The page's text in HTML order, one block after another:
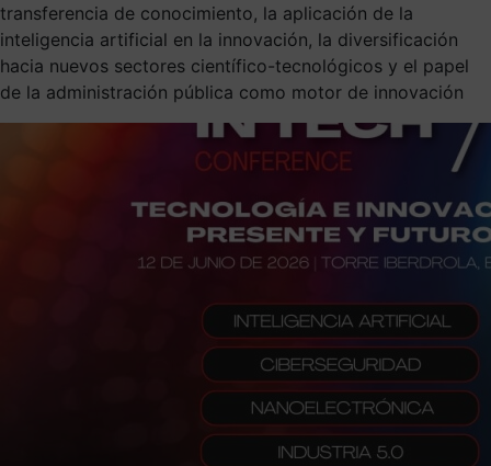
transferencia de conocimiento, la aplicación de la
inteligencia artificial en la innovación, la diversificación
hacia nuevos sectores científico-tecnológicos y el papel
de la administración pública como motor de innovación